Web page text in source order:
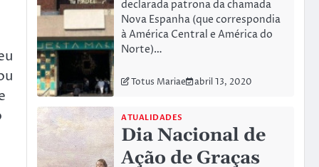
declarada patrona da chamada
Nova Espanha (que correspondia
à América Central e América do
Norte)…
Totus Mariae abril 13, 2020
ATUALIDADES
Dia Nacional de
Ação de Graças